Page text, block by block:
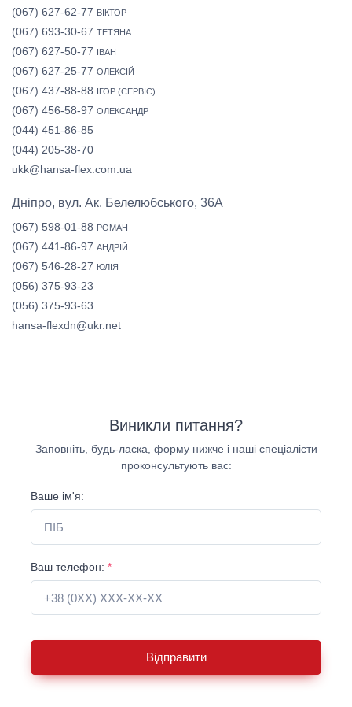
(067) 627-62-77 ВІКТОР
(067) 693-30-67 ТЕТЯНА
(067) 627-50-77 ІВАН
(067) 627-25-77 ОЛЕКСІЙ
(067) 437-88-88 ІГОР (СЕРВІС)
(067) 456-58-97 ОЛЕКСАНДР
(044) 451-86-85
(044) 205-38-70
ukk@hansa-flex.com.ua
Дніпро, вул. Ак. Белелюбського, 36А
(067) 598-01-88 РОМАН
(067) 441-86-97 АНДРІЙ
(067) 546-28-27 ЮЛІЯ
(056) 375-93-23
(056) 375-93-63
hansa-flexdn@ukr.net
Виникли питання?
Заповніть, будь-ласка, форму нижче і наші спеціалісти
проконсультують вас:
Ваше ім'я:
Ваш телефон: *
Відправити